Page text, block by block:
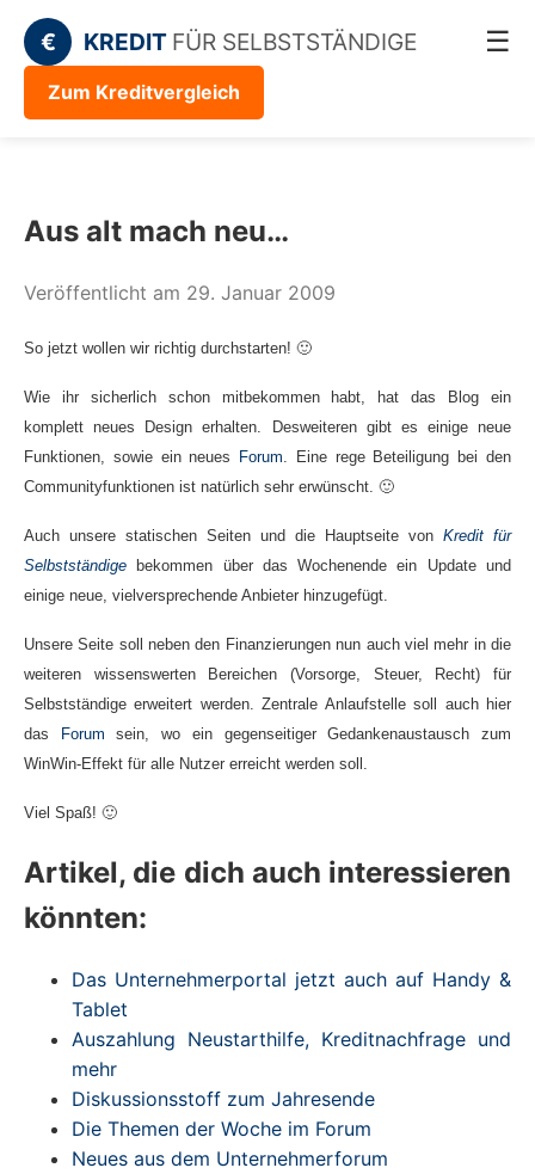
€ KREDIT FÜR SELBSTSTÄNDIGE ☰
Zum Kreditvergleich
Aus alt mach neu…
Veröffentlicht am 29. Januar 2009
So jetzt wollen wir richtig durchstarten! 🙂
Wie ihr sicherlich schon mitbekommen habt, hat das Blog ein
komplett neues Design erhalten. Desweiteren gibt es einige neue
Funktionen, sowie ein neues
Forum . Eine rege Beteiligung bei den
Communityfunktionen ist natürlich sehr erwünscht. 🙂
Auch unsere statischen Seiten und die Hauptseite von Kredit für
Selbstständige bekommen über das Wochenende ein Update und
einige neue, vielversprechende Anbieter hinzugefügt.
Unsere Seite soll neben den Finanzierungen nun auch viel mehr in die
weiteren wissenswerten Bereichen (Vorsorge, Steuer, Recht) für
Selbstständige erweitert werden. Zentrale Anlaufstelle soll auch hier
das
Forum sein, wo ein gegenseitiger Gedankenaustausch zum
WinWin-Effekt für alle Nutzer erreicht werden soll.
Viel Spaß! 🙂
Artikel, die dich auch interessieren
könnten:
Das Unternehmerportal jetzt auch auf Handy &
Tablet
Auszahlung Neustarthilfe, Kreditnachfrage und
mehr
Diskussionsstoff zum Jahresende
Die Themen der Woche im Forum
Neues aus dem Unternehmerforum